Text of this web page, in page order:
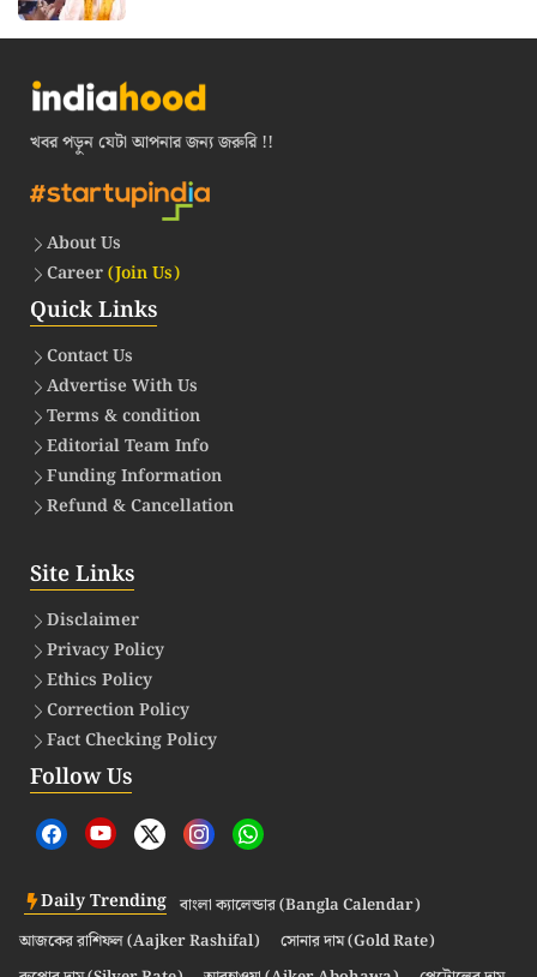
খবর পড়ুন যেটা আপনার জন্য জরুরি !!
About Us
Career(Join Us)
Quick Links
Contact Us
Advertise With Us
Terms & condition
Editorial Team Info
Funding Information
Refund & Cancellation
Site Links
Disclaimer
Privacy Policy
Ethics Policy
Correction Policy
Fact Checking Policy
Follow Us
Daily Trending বাংলা ক্যালেন্ডার (Bangla Calendar)
আজকের রাশিফল (Aajker Rashifal)
সোনার দাম (Gold Rate)